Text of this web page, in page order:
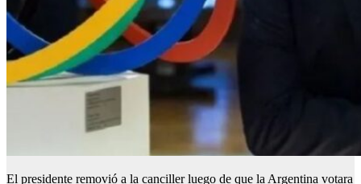
El presidente removió a la canciller luego de que la Argentina votara